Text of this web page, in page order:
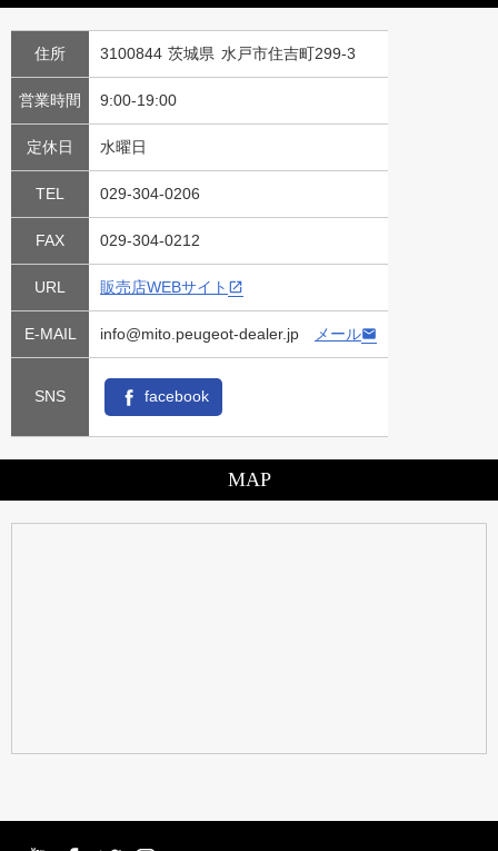
住所 3100844 茨城県 水戸市住吉町299-3
営業時間 9:00-19:00
定休日 水曜日
TEL 029-304-0206
FAX 029-304-0212
URL 販売店WEBサイト
E-MAIL info@mito.peugeot-dealer.jp メール
SNS facebook
MAP